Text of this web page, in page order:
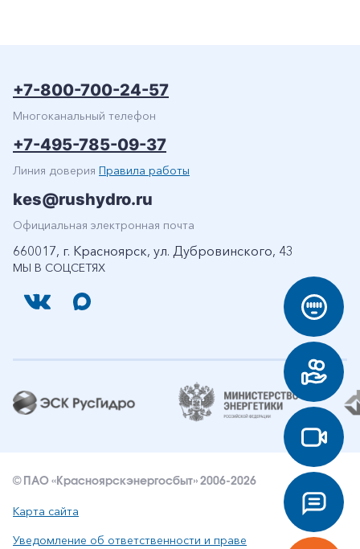
МЫ В СОЦСЕТЯХ
+7-800-700-24-57
Многоканальный телефон
+7-495-785-09-37
Линия доверия Правила работы
kes@rushydro.ru
Официальная электронная почта
660017, г. Красноярск, ул. Дубровинского, 43
© ПАО «Красноярскэнергосбыт» 2006-2026
Карта сайта
Уведомление об ответственности и праве